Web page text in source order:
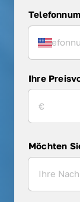
Ihre
Möchten